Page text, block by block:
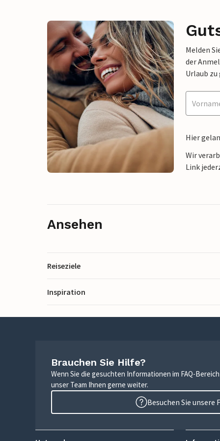
Melden
der
Urlaub
Hier
Wir
Link
Ansehen
Reiseziele
Inspiration
Brauchen Sie Hilfe?
Wenn Sie die gesuchten Informationen im FAQ-
unser Team Ihnen gerne weiter.
Besuchen Sie unsere